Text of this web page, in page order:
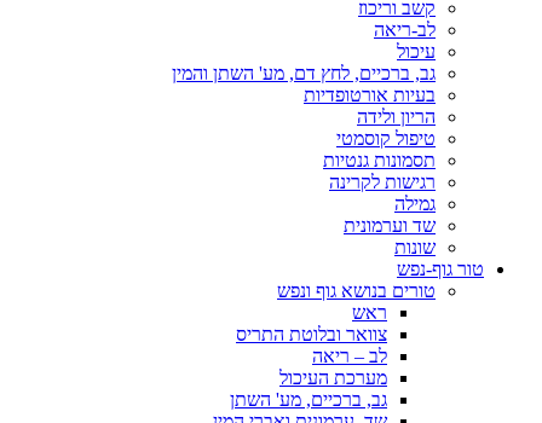
קשב וריכוז
לב-ריאה
עיכול
גב, ברכיים, לחץ דם, מע' השתן והמין
בעיות אורטופדיות
הריון ולידה
טיפול קוסמטי
תסמונות גנטיות
רגישות לקרינה
גמילה
שד וערמונית
שונות
טור גוף-נפש
טורים בנושא גוף ונפש
ראש
צוואר ובלוטת התריס
לב – ריאה
מערכת העיכול
גב, ברכיים, מע' השתן